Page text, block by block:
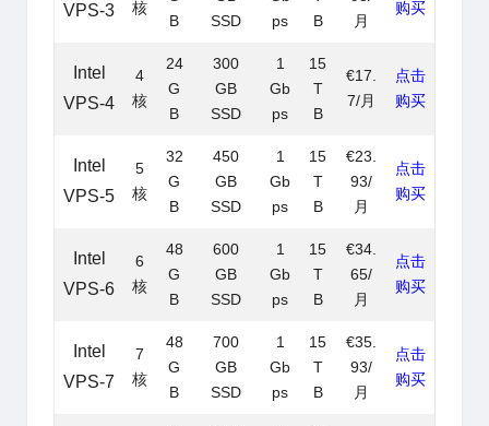
VPS-3
核
B
SSD
ps
B
月
购买
Intel
VPS-4
4
核
24
G
B
300
GB
SSD
1
Gb
ps
15
T
B
€17.
7/月
点击
购买
Intel
VPS-5
5
核
32
G
B
450
GB
SSD
1
Gb
ps
15
T
B
€23.
93/
月
点击
购买
Intel
VPS-6
6
核
48
G
B
600
GB
SSD
1
Gb
ps
15
T
B
€34.
65/
月
点击
购买
Intel
VPS-7
7
核
48
G
B
700
GB
SSD
1
Gb
ps
15
T
B
€35.
93/
月
点击
购买